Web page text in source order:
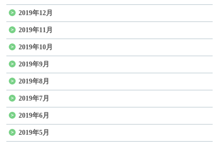
2019年12月
2019年11月
2019年10月
2019年9月
2019年8月
2019年7月
2019年6月
2019年5月